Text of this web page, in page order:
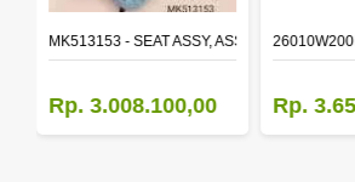
STDMK513153 - SEAT ASSY, ASSISTANT
Rp. 3.008.100,00 Rp.